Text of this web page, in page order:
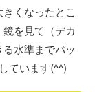
くなったとこ
を見て（デカ
水準までパッ
ています(^^)